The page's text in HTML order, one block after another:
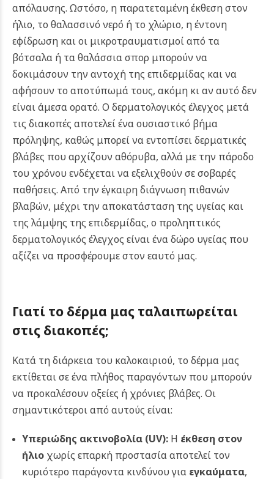
απόλαυσης. Ωστόσο, η παρατεταμένη έκθεση στον
ήλιο, το θαλασσινό νερό ή το χλώριο, η έντονη
εφίδρωση και οι μικροτραυματισμοί από τα
βότσαλα ή τα θαλάσσια σπορ μπορούν να
δοκιμάσουν την αντοχή της επιδερμίδας και να
αφήσουν το αποτύπωμά τους, ακόμη κι αν αυτό δεν
είναι άμεσα ορατό. Ο δερματολογικός έλεγχος μετά
τις διακοπές αποτελεί ένα ουσιαστικό βήμα
πρόληψης, καθώς μπορεί να εντοπίσει δερματικές
βλάβες που αρχίζουν αθόρυβα, αλλά με την πάροδο
του χρόνου ενδέχεται να εξελιχθούν σε σοβαρές
παθήσεις. Από την έγκαιρη διάγνωση πιθανών
βλαβών, μέχρι την αποκατάσταση της υγείας και
της λάμψης της επιδερμίδας, ο προληπτικός
δερματολογικός έλεγχος είναι ένα δώρο υγείας που
αξίζει να προσφέρουμε στον εαυτό μας.
Γιατί το δέρμα μας ταλαιπωρείται
στις διακοπές;
Κατά τη διάρκεια του καλοκαιριού, το δέρμα μας
εκτίθεται σε ένα πλήθος παραγόντων που μπορούν
να προκαλέσουν οξείες ή χρόνιες βλάβες. Οι
σημαντικότεροι από αυτούς είναι:
Υπεριώδης ακτινοβολία (UV):Η έκθεση στον
ήλιοχωρίς επαρκή προστασία αποτελεί τον
κυριότερο παράγοντα κινδύνου για εγκαύματα,